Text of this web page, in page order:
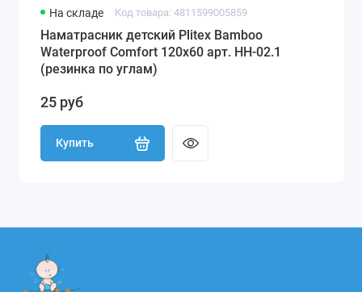
На складе Код товара: 4811599005859
Наматрасник детский Plitex Bamboo
Waterproof Comfort 120х60 арт. НН-02.1
(резинка по углам)
25 руб
Купить